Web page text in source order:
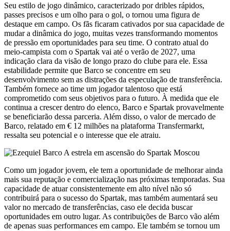
Seu estilo de jogo dinâmico, caracterizado por dribles rápidos,
passes precisos e um olho para o gol, o tornou uma figura de
destaque em campo. Os fãs ficaram cativados por sua capacidade de
mudar a dinâmica do jogo, muitas vezes transformando momentos
de pressão em oportunidades para seu time. O contrato atual do
meio-campista com o Spartak vai até o verão de 2027, uma
indicação clara da visão de longo prazo do clube para ele. Essa
estabilidade permite que Barco se concentre em seu
desenvolvimento sem as distrações da especulação de transferência.
Também fornece ao time um jogador talentoso que está
comprometido com seus objetivos para o futuro. À medida que ele
continua a crescer dentro do elenco, Barco e Spartak provavelmente
se beneficiarão dessa parceria. Além disso, o valor de mercado de
Barco, relatado em € 12 milhões na plataforma Transfermarkt,
ressalta seu potencial e o interesse que ele atraiu.
Como um jogador jovem, ele tem a oportunidade de melhorar ainda
mais sua reputação e comercialização nas próximas temporadas. Sua
capacidade de atuar consistentemente em alto nível não só
contribuirá para o sucesso do Spartak, mas também aumentará seu
valor no mercado de transferências, caso ele decida buscar
oportunidades em outro lugar. As contribuições de Barco vão além
de apenas suas performances em campo. Ele também se tornou um